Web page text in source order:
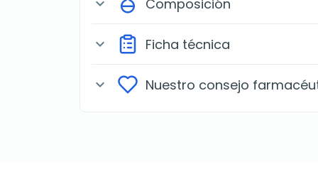
expand_more Composición
expand_more Ficha técnica
expand_more Nuestro consejo